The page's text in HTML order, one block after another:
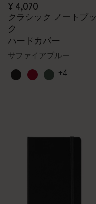
¥ 4,070
クラシック ノートブッ
ク
ハードカバー
サファイアブルー
+4